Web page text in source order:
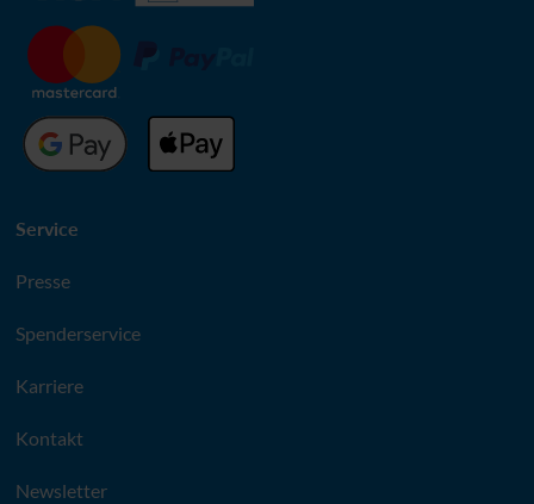
Service
Presse
Spenderservice
Karriere
Kontakt
Newsletter